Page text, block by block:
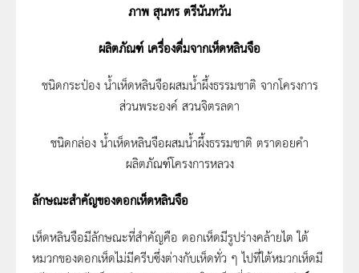
ภาพ สุนทร ตรีนันทวัน
ผลิตภัณฑ์ เครื่องดื่มจากเห็ดหลินจือ
ชนิดกระป๋อง น้ำเห็ดหลินจือผสมน้ำผึ้งธรรมชาติ จากโครงการ
ส่วนพระองค์ สวนจิตรลดา
ชนิดกล่อง น้ำเห็ดหลินจือผสมน้ำผึ้งธรรมชาติ ตราดอยคำ
ผลิตภัณฑ์โครงการหลวง
ลักษณะสำคัญของดอกเห็ดหลินจือ
เห็ดหลินจือมีลักษณะที่สำคัญคือ ดอกเห็ดมีรูปร่างคล้ายไต ใต้
หมวกของดอกเห็ดไม่มีครีบซึ่งต่างกับเห็ดทั่ว ๆ ไปที่ใต้หมวกเห็ดมี